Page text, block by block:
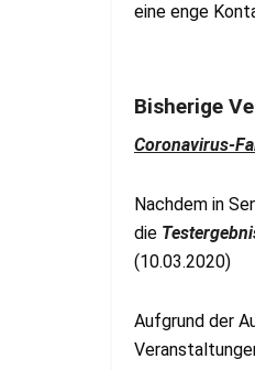
eine enge
Bisherige
Coronavirus-
Nachdem in
die
(10.03.2020)
Aufgrund der